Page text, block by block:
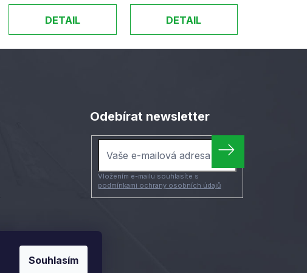
Souhlasím
DETAIL DETAIL
Odebírat newsletter
Vložením e-mailu souhlasíte s
podmínkami ochrany osobních údajů